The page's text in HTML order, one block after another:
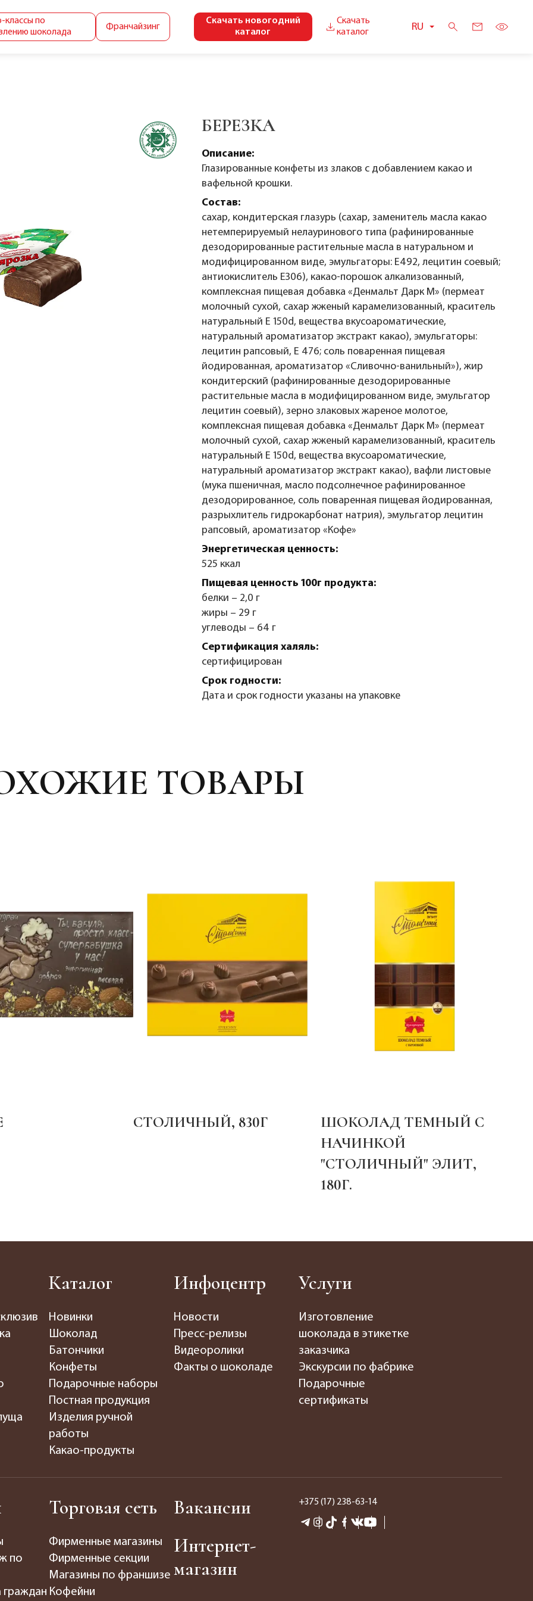
классы по
шоколада
Франчайзинг
Скачать новогодний
каталог
Скачать
каталог
RU
БЕРЕЗКА
Описание:
Глазированные конфеты из злаков с добавлением какао и
вафельной крошки.
Состав:
сахар, кондитерская глазурь (сахар, заменитель масла какао
нетемперируемый нелауринового типа (рафинированные
дезодорированные растительные масла в натуральном и
модифицированном виде, эмульгаторы: Е492, лецитин соевый;
антиокислитель Е306), какао-порошок алкализованный,
комплексная пищевая добавка «Денмальт Дарк М» (пермеат
молочный сухой, сахар жженый карамелизованный, краситель
натуральный Е 150d, вещества вкусоароматические,
натуральный ароматизатор экстракт какао), эмульгаторы:
лецитин рапсовый, Е 476; соль поваренная пищевая
йодированная, ароматизатор «Сливочно-ванильный»), жир
кондитерский (рафинированные дезодорированные
растительные масла в модифицированном виде, эмульгатор
лецитин соевый), зерно злаковых жареное молотое,
комплексная пищевая добавка «Денмальт Дарк М» (пермеат
молочный сухой, сахар жженый карамелизованный, краситель
натуральный Е 150d, вещества вкусоароматические,
натуральный ароматизатор экстракт какао), вафли листовые
(мука пшеничная, масло подсолнечное рафинированное
дезодорированное, соль поваренная пищевая йодированная,
разрыхлитель гидрокарбонат натрия), эмульгатор лецитин
рапсовый, ароматизатор «Кофе»
Энергетическая ценность:
525 ккал
Пищевая ценность 100г продукта:
белки – 2,0 г
жиры – 29 г
углеводы – 64 г
Сертификация халяль:
сертифицирован
Срок годности:
Дата и срок годности указаны на упаковке
ТОВАРЫ
СТОЛИЧНЫЙ, 830Г
ШОКОЛАД ТЕМНЫЙ С
"СТОЛИЧНЫЙ" ЭЛИТ,
ТРЮФЕЛИ
Каталог
Новинки
Шоколад
Батончики
Конфеты
Подарочные наборы
Постная продукция
Изделия ручной
работы
Какао-продукты
Инфоцентр
Новости
Пресс-релизы
Видеоролики
Факты о шоколаде
Услуги
Изготовление
шоколада в этикетке
заказчика
Экскурсии по фабрике
Подарочные
сертификаты
по
граждан
Торговая сеть
Фирменные магазины
Фирменные секции
Магазины по франшизе
Кофейни
Вакансии
Интернет-
магазин
+375 (17) 238-63-14